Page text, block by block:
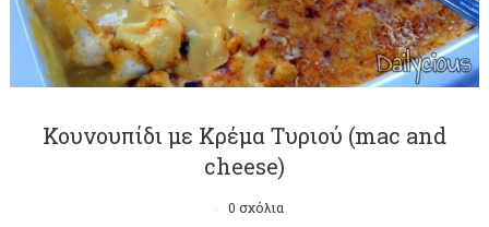
Κουνουπίδι με Kρέμα Tυριού (mac and
cheese)
0 σχόλια